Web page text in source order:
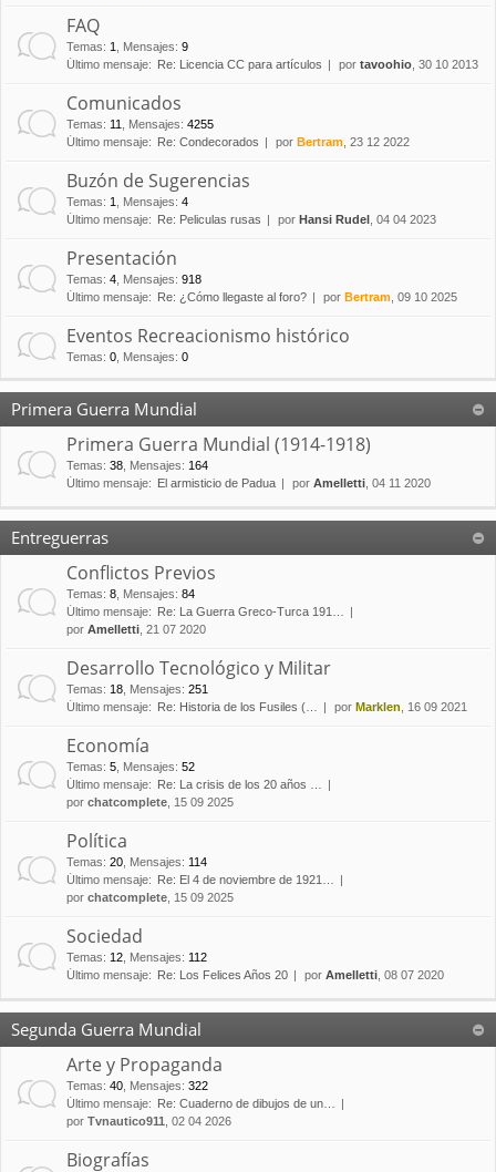
FAQ
Temas: 1 Mensajes: 9
Último mensaje:
Re: Licencia CC para artículos por tavoohio , 30 10 2013
Comunicados
Temas: 11 Mensajes: 4255
Último mensaje:
Re: Condecorados por Bertram , 23 12 2022
Buzón de Sugerencias
Temas: 1 Mensajes: 4
Último mensaje:
Re: Peliculas rusas por Hansi Rudel , 04 04 2023
Presentación
Temas: 4 Mensajes: 918
Último mensaje:
Re: ¿Cómo llegaste al foro? por Bertram , 09 10 2025
Eventos Recreacionismo histórico
Temas: 0 Mensajes: 0
Primera Guerra Mundial
Primera Guerra Mundial (1914-1918)
Temas: 38 Mensajes: 164
Último mensaje:
El armisticio de Padua por Amelletti , 04 11 2020
Entreguerras
Conflictos Previos
Temas: 8 Mensajes: 84
Último mensaje:
Re: La Guerra Greco-Turca 191…
por Amelletti , 21 07 2020
Desarrollo Tecnológico y Militar
Temas: 18 Mensajes: 251
Último mensaje:
Re: Historia de los Fusiles (… por Marklen , 16 09 2021
Economía
Temas: 5 Mensajes: 52
Último mensaje:
Re: La crisis de los 20 años …
por chatcomplete , 15 09 2025
Política
Temas: 20 Mensajes: 114
Último mensaje:
Re: El 4 de noviembre de 1921…
por chatcomplete , 15 09 2025
Sociedad
Temas: 12 Mensajes: 112
Último mensaje:
Re: Los Felices Años 20 por Amelletti , 08 07 2020
Segunda Guerra Mundial
Arte y Propaganda
Temas: 40 Mensajes: 322
Último mensaje:
Re: Cuaderno de dibujos de un…
por Tvnautico911 , 02 04 2026
Biografías